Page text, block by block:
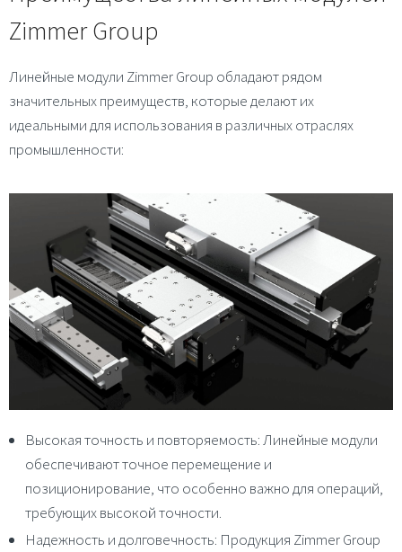
Zimmer Group
Линейные модули Zimmer Group обладают рядом
значительных преимуществ, которые делают их
идеальными для использования в различных отраслях
промышленности:
Высокая точность и повторяемость: Линейные модули
обеспечивают точное перемещение и
позиционирование, что особенно важно для операций,
требующих высокой точности.
Надежность и долговечность: Продукция Zimmer Group